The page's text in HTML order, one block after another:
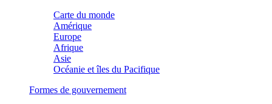
Carte du monde
Amérique
Europe
Afrique
Asie
Océanie et îles du Pacifique
Formes de gouvernement